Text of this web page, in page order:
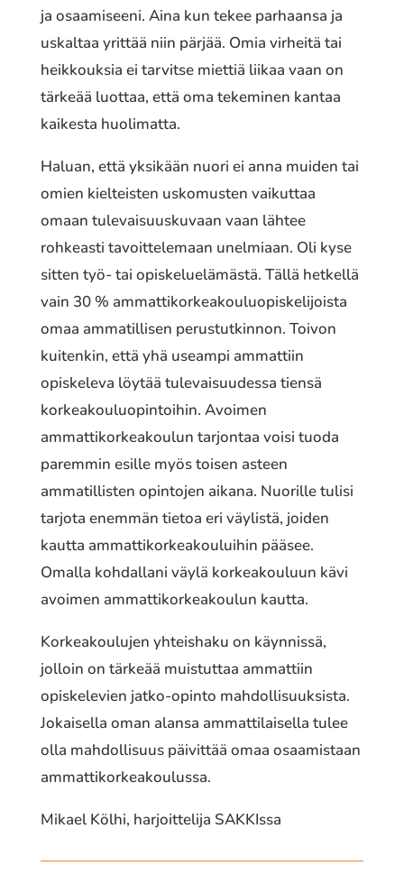
ja osaamiseeni. Aina kun tekee parhaansa ja
uskaltaa yrittää niin pärjää. Omia virheitä tai
heikkouksia ei tarvitse miettiä liikaa vaan on
tärkeää luottaa, että oma tekeminen kantaa
kaikesta huolimatta.
Haluan, että yksikään nuori ei anna muiden tai
omien kielteisten uskomusten vaikuttaa
omaan tulevaisuuskuvaan vaan lähtee
rohkeasti tavoittelemaan unelmiaan. Oli kyse
sitten työ- tai opiskeluelämästä. Tällä hetkellä
vain 30 % ammattikorkeakouluopiskelijoista
omaa ammatillisen perustutkinnon. Toivon
kuitenkin, että yhä useampi ammattiin
opiskeleva löytää tulevaisuudessa tiensä
korkeakouluopintoihin. Avoimen
ammattikorkeakoulun tarjontaa voisi tuoda
paremmin esille myös toisen asteen
ammatillisten opintojen aikana. Nuorille tulisi
tarjota enemmän tietoa eri väylistä, joiden
kautta ammattikorkeakouluihin pääsee.
Omalla kohdallani väylä korkeakouluun kävi
avoimen ammattikorkeakoulun kautta.
Korkeakoulujen yhteishaku on käynnissä,
jolloin on tärkeää muistuttaa ammattiin
opiskelevien jatko-opinto mahdollisuuksista.
Jokaisella oman alansa ammattilaisella tulee
olla mahdollisuus päivittää omaa osaamistaan
ammattikorkeakoulussa.
Mikael Kölhi, harjoittelija SAKKIssa